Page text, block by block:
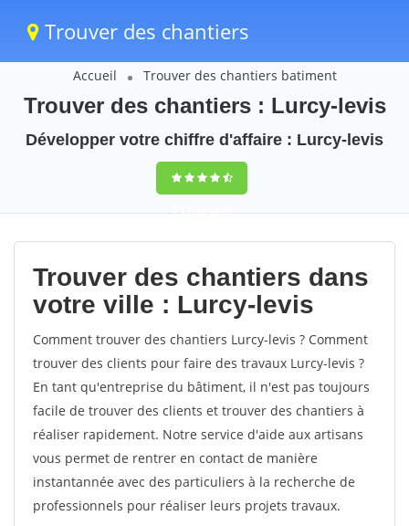
Trouver des chantiers
Accueil Trouver des chantiers batiment
Trouver des chantiers : Lurcy-levis
Développer votre chiffre d'affaire : Lurcy-levis
9,5(100%)44
votes
Trouver des chantiers dans
votre ville : Lurcy-levis
Comment trouver des chantiers Lurcy-levis ? Comment
trouver des clients pour faire des travaux Lurcy-levis ?
En tant qu'entreprise du bâtiment, il n'est pas toujours
facile de trouver des clients et trouver des chantiers à
réaliser rapidement. Notre service d'aide aux artisans
vous permet de rentrer en contact de manière
instantannée avec des particuliers à la recherche de
professionnels pour réaliser leurs projets travaux.